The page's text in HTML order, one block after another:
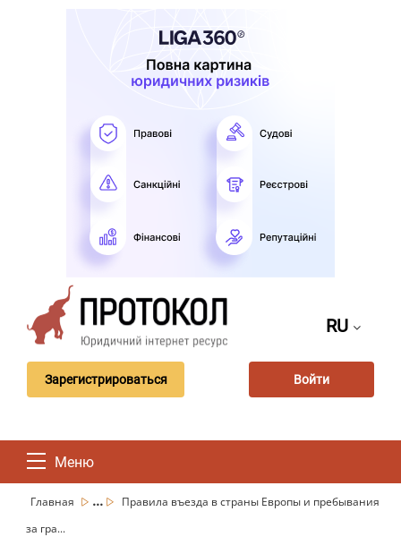
RU
Зарегистрироваться Войти
Меню
Главная ...
Правила въезда в страны Европы и пребывания
за гра...